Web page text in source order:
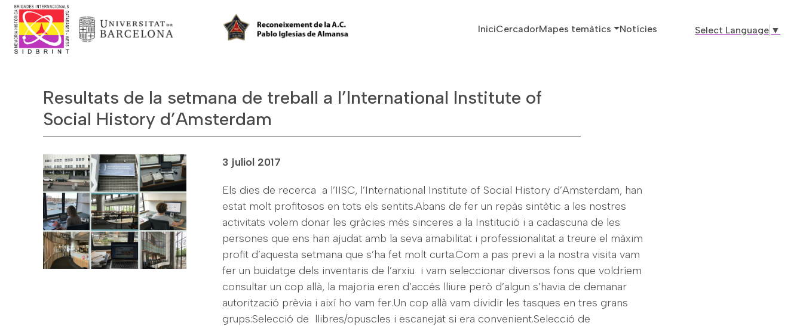
Navegació principal
IniciCercadorMapes temàtics Notícies Select Language ▼
Resultats de la setmana de treball a l’International Institute of
Social History d’Amsterdam
3 juliol 2017
Els dies de recerca a l’IISC, l’International Institute of Social History d’Amsterdam, han
estat molt profitosos en tots els sentits.Abans de fer un repàs sintètic a les nostres
activitats volem donar les gràcies més sinceres a la Institució i a cadascuna de les
persones que ens han ajudat amb la seva amabilitat i professionalitat a treure el màxim
profit d’aquesta setmana que s’ha fet molt curta.Com a pas previ a la nostra visita vam
fer un buidatge dels inventaris de l’arxiu i vam seleccionar diversos fons que voldríem
consultar un cop allà, la majoria eren d’accés lliure però d’algun s’havia de demanar
autorització prèvia i així ho vam fer.Un cop allà vam dividir les tasques en tres grans
grups:Selecció de llibres/opuscles i escanejat si era convenient.Selecció de